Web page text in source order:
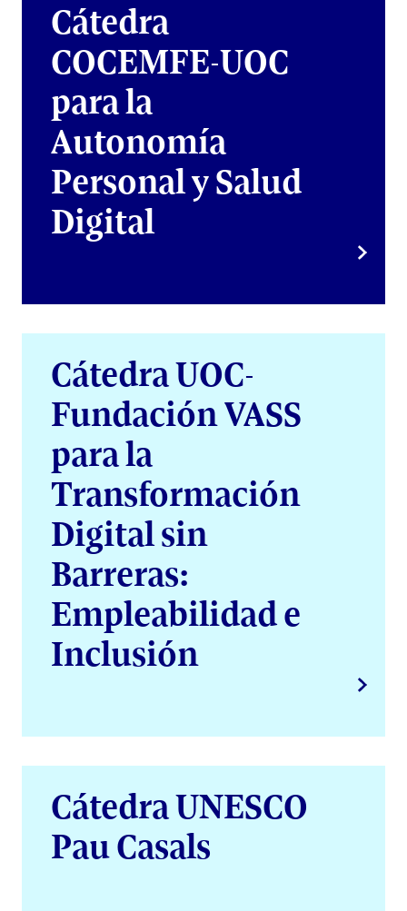
Cátedra
COCEMFE-UOC
para la
Autonomía
Personal y Salud
Digital
Cátedra UOC-
Fundación VASS
para la
Transformación
Digital sin
Barreras:
Empleabilidad e
Inclusión
Cátedra UNESCO
Pau Casals